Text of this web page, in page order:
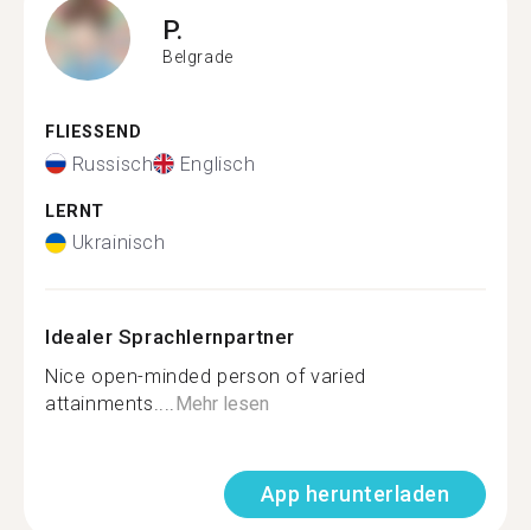
P.
Belgrade
FLIESSEND
Russisch Englisch
LERNT
Ukrainisch
Idealer Sprachlernpartner
Nice open-minded person of varied
attainments....Mehr lesen
App herunterladen